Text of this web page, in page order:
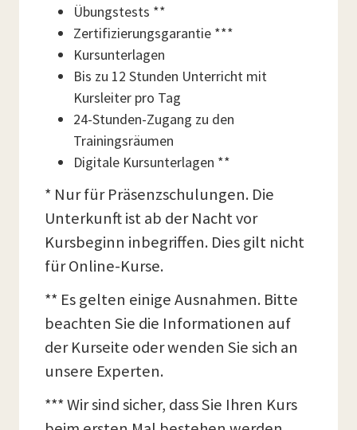
Übungstests **
Zertifizierungsgarantie ***
Kursunterlagen
Bis zu 12 Stunden Unterricht mit
Kursleiter pro Tag
24-Stunden-Zugang zu den
Trainingsräumen
Digitale Kursunterlagen **
* Nur für Präsenzschulungen. Die
Unterkunft ist ab der Nacht vor
Kursbeginn inbegriffen. Dies gilt nicht
für Online-Kurse.
** Es gelten einige Ausnahmen. Bitte
beachten Sie die Informationen auf
der Kurseite oder wenden Sie sich an
unsere Experten.
*** Wir sind sicher, dass Sie Ihren Kurs